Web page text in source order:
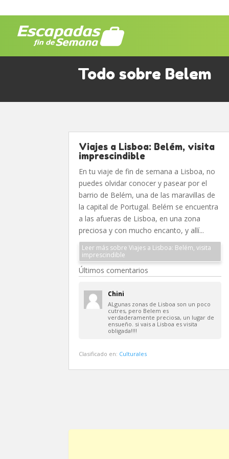
Todo sobre Belem
Viajes a Lisboa: Belém, visita
imprescindible
En tu viaje de fin de semana a Lisboa, no
puedes olvidar conocer y pasear por el
barrio de Belém, una de las maravillas de
la capital de Portugal. Belém se encuentra
a las afueras de Lisboa, en una zona
preciosa y con mucho encanto, y allí...
Leer más sobre Viajes a Lisboa: Belém, visita
imprescindible
Últimos comentarios
Chini
ALgunas zonas de Lisboa son un poco
cutres, pero Belem es
verdaderamente preciosa, un lugar de
ensueño. si vais a Lisboa es visita
obligada!!!!
Clasificado en: Culturales